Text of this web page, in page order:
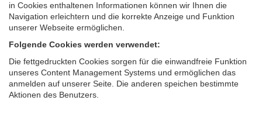
in Cookies enthaltenen Informationen können wir Ihnen die
Navigation erleichtern und die korrekte Anzeige und Funktion
unserer Webseite ermöglichen.
Folgende Cookies werden verwendet:
Die fettgedruckten Cookies sorgen für die einwandfreie Funktion
unseres Content Management Systems und ermöglichen das
anmelden auf unserer Seite. Die anderen speichen bestimmte
Aktionen des Benutzers.